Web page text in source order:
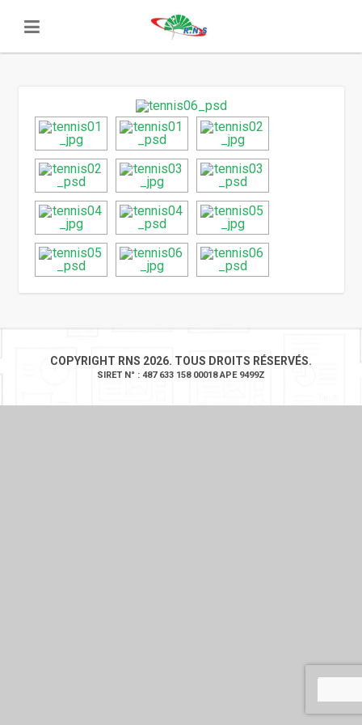
COPYRIGHT RNS 2026. TOUS DROITS RÉSERVÉS.
SIRET N° : 487 633 158 00018 APE 9499Z